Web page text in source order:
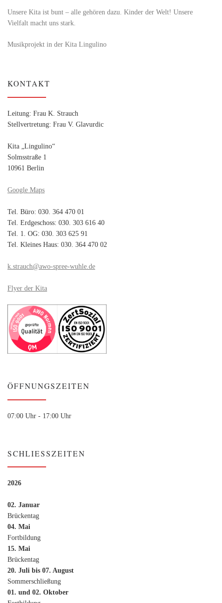
Unsere Kita ist bunt – alle gehören dazu. Kinder der Welt! Unsere
Vielfalt macht uns stark.
Musikprojekt in der Kita Lingulino
KONTAKT
Leitung: Frau K. Strauch
Stellvertretung: Frau V. Glavurdic
Kita „Lingulino“
Solmsstraße 1
10961 Berlin
Google Maps
Tel. Büro: 030. 364 470 01
Tel. Erdgeschoss: 030. 303 616 40
Tel. 1. OG: 030. 303 625 91
Tel. Kleines Haus: 030. 364 470 02
k.strauch@awo-spree-wuhle.de
Flyer der Kita
ÖFFNUNGSZEITEN
07:00 Uhr - 17:00 Uhr
SCHLIESSZEITEN
2026
02. Januar
Brückentag
04. Mai
Fortbildung
15. Mai
Brückentag
20. Juli bis 07. August
Sommerschließung
01. und 02. Oktober